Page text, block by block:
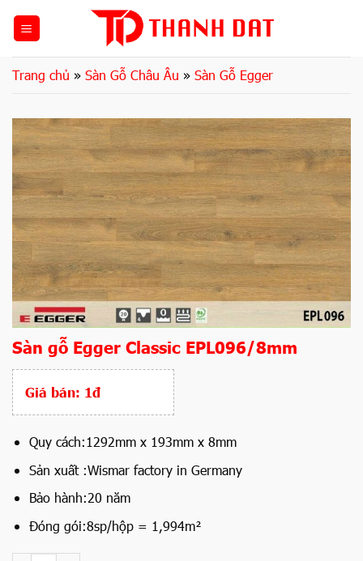
dungTrang chủ » Sàn Gỗ Châu Âu » Sàn Gỗ Egger
Sàn gỗ Egger Classic EPL096/8mm
Giá bán: 1đ
Quy cách:1292mm x 193mm x 8mm
Sản xuất :Wismar factory in Germany
Bảo hành:20 năm
Đóng gói:8sp/hộp = 1,994m²